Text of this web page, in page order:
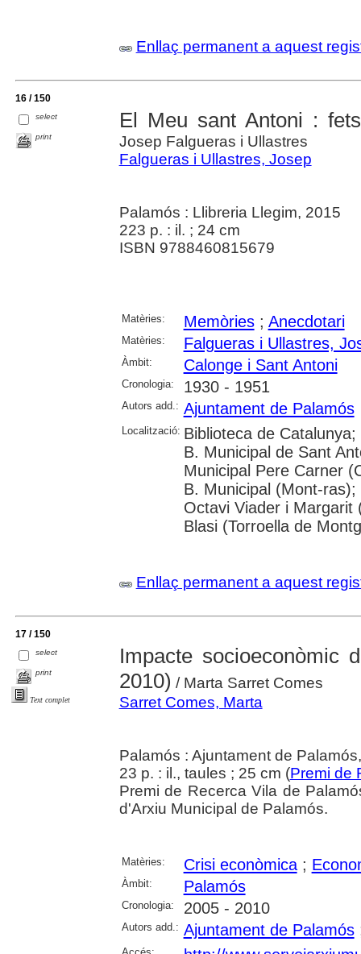
Enllaç permanent a aquest
16 / 150
select
print
El Meu sant Antoni :
Josep Falgueras i Ullastres
Falgueras i Ullastres, Josep
Palamós : Llibreria Llegim, 2015
223 p. : il. ; 24 cm
ISBN 9788460815679
Matèries: Memòries; Anecdotari
Matèries: Falgueras i Ullastres,
Àmbit: Calonge i Sant Antoni
Cronologia: 1930 - 1951
Autors add.: Ajuntament de Palamós
Localització: Biblioteca de
B. Municipal de Sant
Municipal Pere Carner
B. Municipal (Mont-
Octavi Viader i Margarit
Blasi (Torroella de
Enllaç permanent a aquest
17 / 150
select
print
Text complet
Impacte socioeconòmic
2010) / Marta Sarret Comes
Sarret Comes, Marta
Palamós : Ajuntament de
23 p. : il., taules ; 25 cm (Premi de
Premi de Recerca Vila de
d'Arxiu Municipal de Palamós.
Matèries: Crisi econòmica;
Àmbit: Palamós
Cronologia: 2005 - 2010
Autors add.: Ajuntament de Palamós